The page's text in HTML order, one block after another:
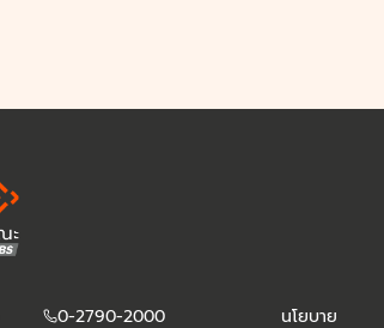
0-2790-2000 นโยบาย